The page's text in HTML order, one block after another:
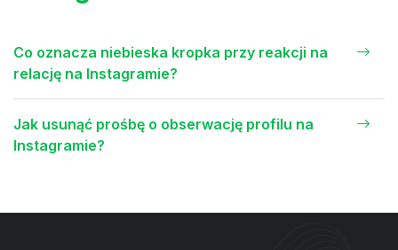
Co oznacza niebieska kropka przy reakcji na
relację na Instagramie?
Jak usunąć prośbę o obserwację profilu na
Instagramie?